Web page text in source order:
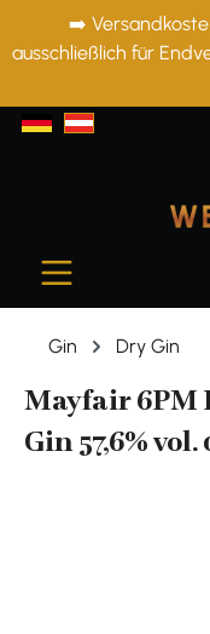
springen
➡️
ausschließlich für
Gin Dry Gin
Mayfair 6PM
Gin 57,6% vol.
Bildergalerie